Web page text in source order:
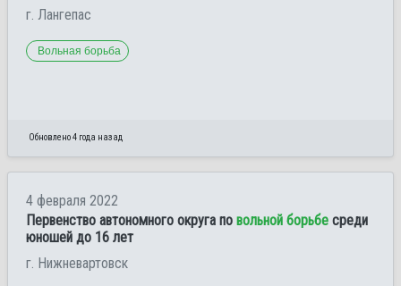
г. Лангепас
Вольная борьба
Обновлено 4 года назад
4 февраля 2022
Первенство автономного округа по вольной борьбе среди
юношей до 16 лет
г. Нижневартовск